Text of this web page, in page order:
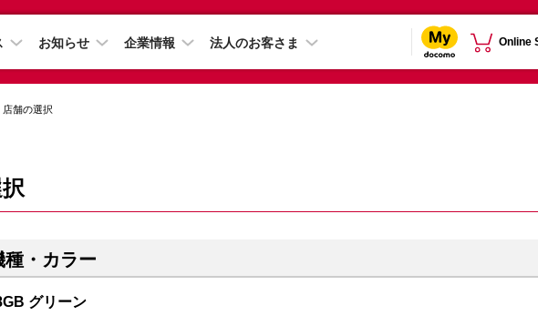
お知らせ 企業情報 法人のお客さま Online
店舗の選択
・カラー
グリーン